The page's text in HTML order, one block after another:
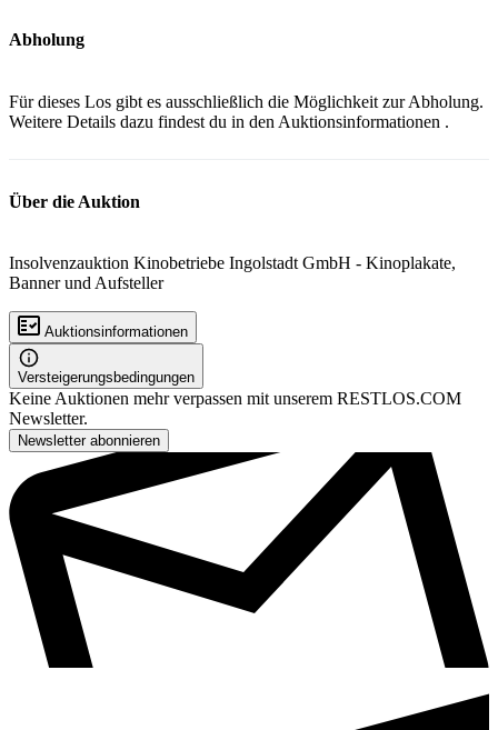
Abholung
Für dieses Los gibt es ausschließlich die Möglichkeit zur Abholung.
Weitere Details dazu findest du in den Auktionsinformationen .
Über die Auktion
Insolvenzauktion Kinobetriebe Ingolstadt GmbH - Kinoplakate,
Banner und Aufsteller
Auktionsinformationen
Versteigerungsbedingungen
Keine Auktionen mehr verpassen mit unserem RESTLOS.COM
Newsletter.
Newsletter abonnieren